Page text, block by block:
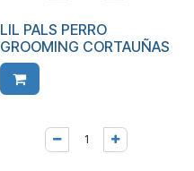
LIL PALS PERRO
GROOMING CORTAUÑAS